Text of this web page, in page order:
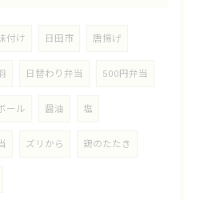
付け 日田市 唐揚げ
日替わり弁当 500円弁当
ール 醤油 塩
ズリから 鶏のたたき